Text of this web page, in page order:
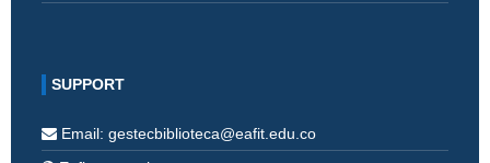
SUPPORT
Email: gestecbiblioteca@eafit.edu.co